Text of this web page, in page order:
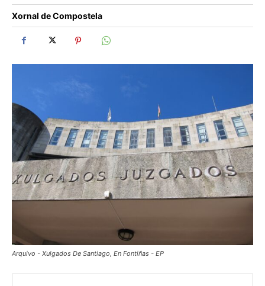
Xornal de Compostela
Arquivo - Xulgados De Santiago, En Fontiñas - EP